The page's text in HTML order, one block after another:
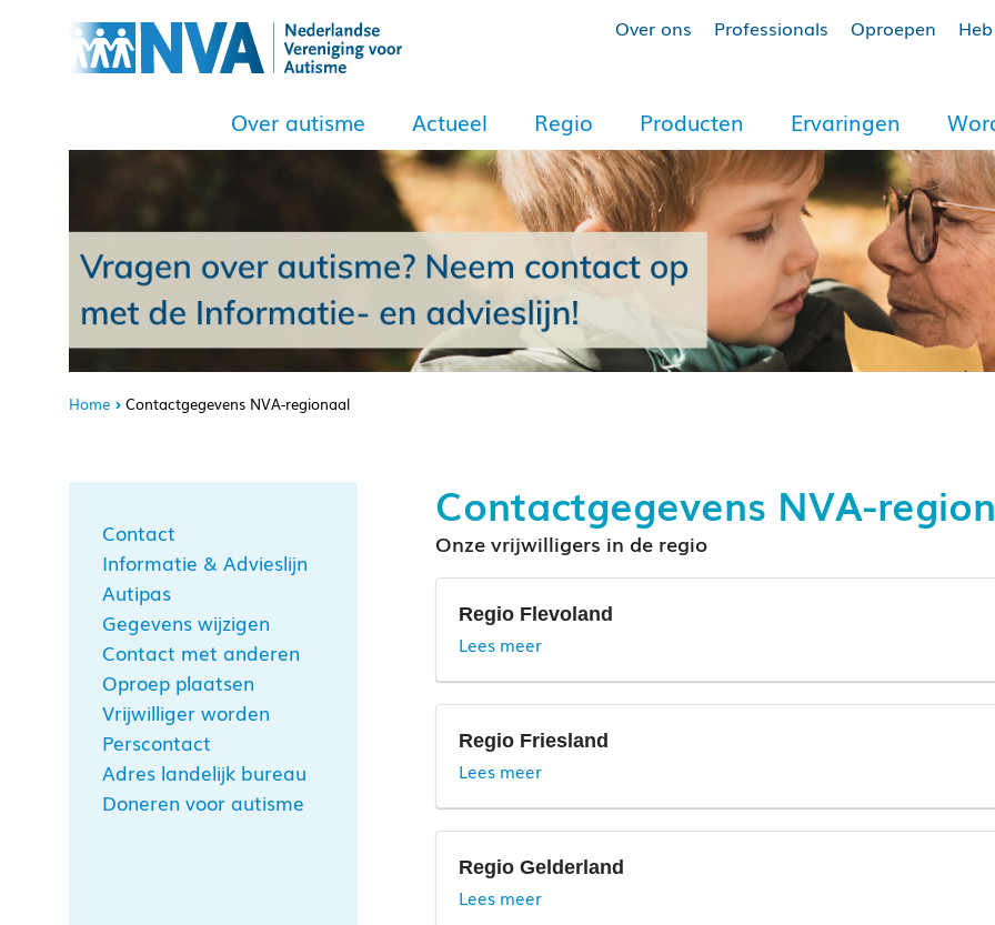
Over ons Professionals Oproepen
Over autisme Actueel Regio Producten Ervaringen
Home Contactgegevens NVA-regionaal
Contact
Informatie & Advieslijn
Autipas
Gegevens wijzigen
Contact met anderen
Oproep plaatsen
Vrijwilliger worden
Perscontact
Adres landelijk bureau
Doneren voor autisme
Contactgegevens NVA-
Onze vrijwilligers in de regio
Regio Flevoland
Lees meer
Regio Friesland
Lees meer
Regio Gelderland
Lees meer